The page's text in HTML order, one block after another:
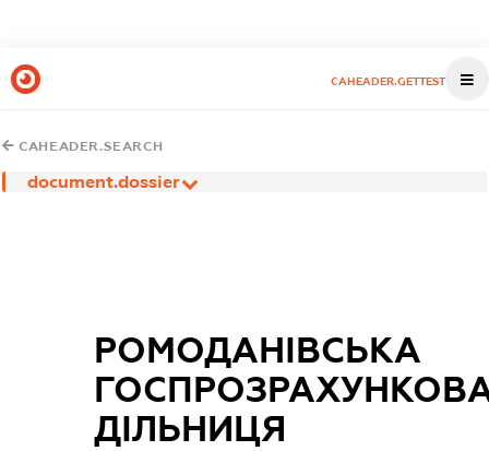
CAHEADER.GETTEST
CAHEADER.SEARCH
document.dossier
РОМОДАНІВСЬКА
ДІЛЬНИЦЯ